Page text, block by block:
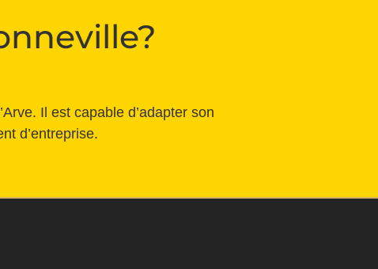
Il est capable d’adapter son
d’entreprise.